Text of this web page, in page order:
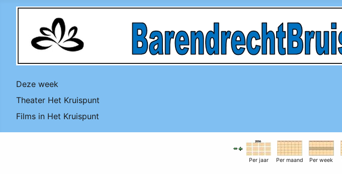
Deze week
Theater Het Kruispunt
Films in Het Kruispunt
Per jaar Per maand Per week